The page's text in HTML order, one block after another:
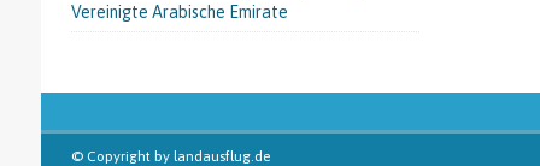
Vereinigte Arabische Emirate
© Copyright by landausflug.de